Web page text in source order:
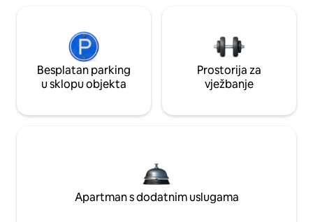
Besplatan parking
u sklopu objekta
Prostorija za
vježbanje
Apartman s dodatnim uslugama